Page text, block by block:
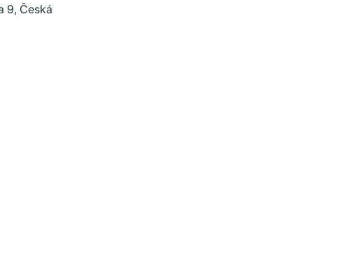
9, Česká